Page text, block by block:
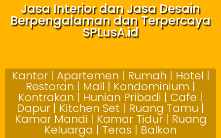
Jasa Interior dan Jasa Desain
Berpengalaman dan Terpercaya
SPLusA.id
Kantor | Apartemen | Rumah | Hotel |
Restoran | Mall | Kondominium |
Kontrakan | Hunian Pribadi | Cafe |
Dapur | Kitchen Set | Ruang Tamu |
Kamar Mandi | Kamar Tidur | Ruang
Keluarga | Teras | Balkon